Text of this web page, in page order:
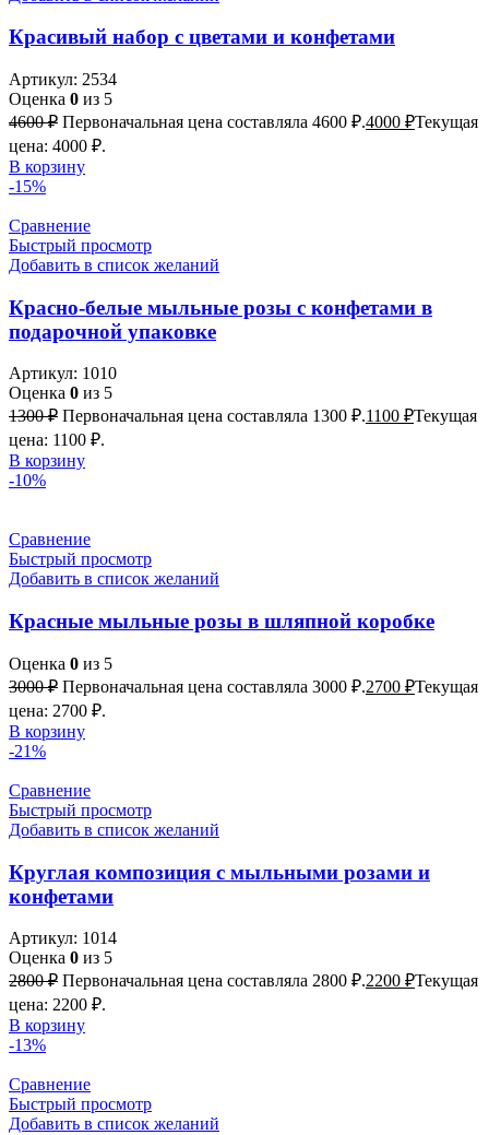
Красивый набор с цветами и конфетами
Артикул: 2534
Оценка 0 из 5
4600₽ Первоначальная цена составляла 4600 ₽.4000 ₽Текущая
цена: 4000 ₽.
В корзину
-15%
Сравнение
Быстрый просмотр
Добавить в список желаний
Красно-белые мыльные розы с конфетами в
подарочной упаковке
Артикул: 1010
Оценка 0 из 5
1300₽ Первоначальная цена составляла 1300 ₽.1100 ₽Текущая
цена: 1100 ₽.
В корзину
-10%
Сравнение
Быстрый просмотр
Добавить в список желаний
Красные мыльные розы в шляпной коробке
Оценка 0 из 5
3000₽ Первоначальная цена составляла 3000 ₽.2700 ₽Текущая
цена: 2700 ₽.
В корзину
-21%
Сравнение
Быстрый просмотр
Добавить в список желаний
Круглая композиция с мыльными розами и
конфетами
Артикул: 1014
Оценка 0 из 5
2800₽ Первоначальная цена составляла 2800 ₽.2200 ₽Текущая
цена: 2200 ₽.
В корзину
-13%
Сравнение
Быстрый просмотр
Добавить в список желаний